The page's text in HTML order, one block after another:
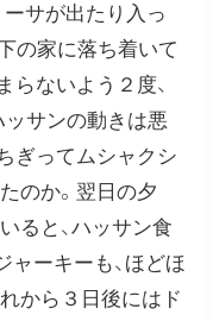
サが出たり入っ
の家に落ち着いて
らないよう２度、
ッサンの動きは悪
ぎってムシャクシ
のか。翌日の夕
ると、ハッサン食
ーキーも、ほどほ
から３日後にはド